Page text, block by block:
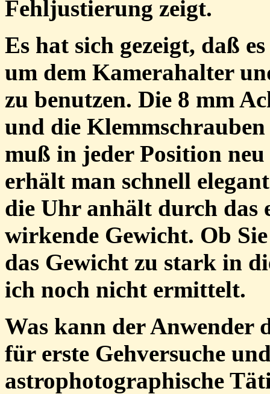
Fehljustierung zeigt.
Es hat sich gezeigt, daß
um dem Kamerahalter
zu benutzen. Die 8 mm
und die
muß in jeder Position
erhält man schnell
die Uhr anhält durch das
wirkende Gewicht. Ob
das Gewicht zu stark in
ich noch nicht ermittelt.
Was kann der Anwender
für erste Gehversuche
astrophotographische